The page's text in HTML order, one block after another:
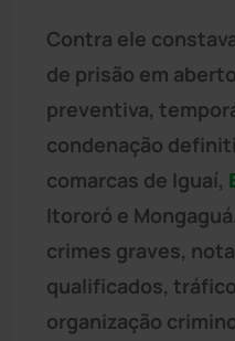
Contra ele
de prisão em
preventiva,
condenação
comarcas de Iguaí,
Itororó e
crimes graves,
qualificados,
organização